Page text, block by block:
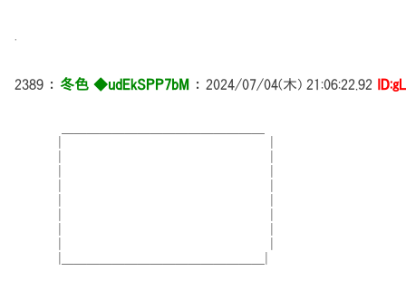
2389 ： 冬色 ◆udEkSPP7bM ： 2024/07/04(木) 21:06:22.92